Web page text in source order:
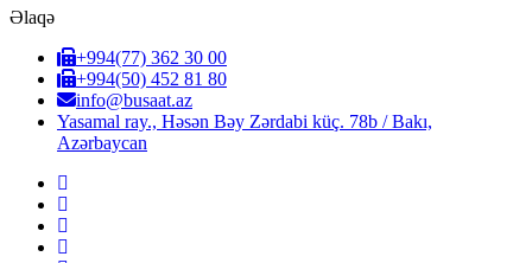
Əlaqə
+994(77) 362 30 00
+994(50) 452 81 80
info@busaat.az
Yasamal ray., Həsən Bəy Zərdabi küç. 78b / Bakı,
Azərbaycan